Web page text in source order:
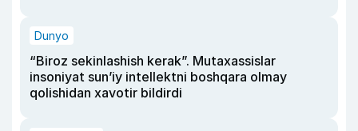
Dunyo
“Biroz sekinlashish kerak”. Mutaxassislar
insoniyat sun’iy intellektni boshqara olmay
qolishidan xavotir bildirdi